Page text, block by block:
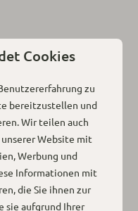
Cookies
zu
bereitzustellen und
Wir teilen auch
Website mit
Werbung und
Informationen mit
die Sie ihnen zur
sie aufgrund Ihrer